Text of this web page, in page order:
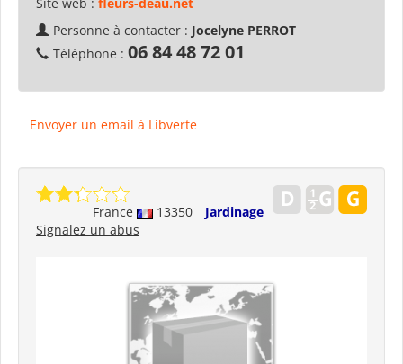
Site web : fleurs-deau.net
Personne à contacter : Jocelyne PERROT
Téléphone : 06 84 48 72 01
Envoyer un email à Libverte
France 13350
Jardinage
Signalez un abus